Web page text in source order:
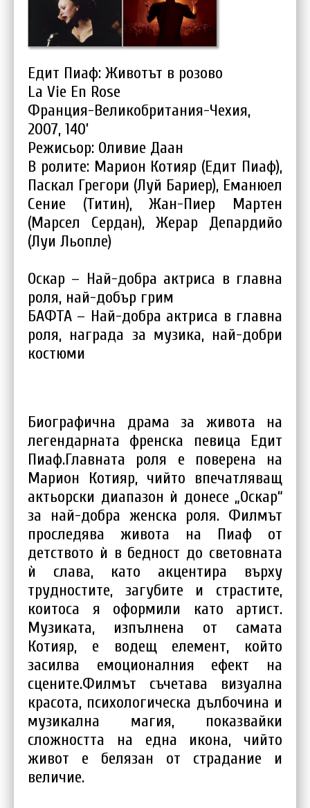
Едит Пиаф: Животът в розово
La Vie En Rose
Франция-Великобритания-Чехия,
2007, 140’
Режисьор: Оливие Даан
В ролите: Марион Котияр (Едит Пиаф),
Паскал Грегори (Луй Бариер), Еманюел
Сение (Титин), Жан-Пиер Мартен
(Марсел Сердан), Жерар Депардийо
(Луи Льопле)
Оскар – Най-добра актрисa в главна
роля, най-добър грим
БАФТА – Най-добра актриса в главна
роля, награда за музика, най-добри
костюми
Биографична драма за живота на
легендарната френска певица Едит
Пиаф.Главната роля е поверена на
Марион Котияр, чийто впечатляващ
актьорски диапазон ѝ донесе „Оскар“
за най-добра женска роля. Филмът
проследява живота на Пиаф от
детството ѝ в бедност до световната
ѝ слава, като акцентира върху
трудностите, загубите и страстите,
коитоса я оформили като артист.
Музиката, изпълнена от самата
Котияр, е водещ елемент, който
засилва емоционалния ефект на
сцените.Филмът съчетава визуална
красота, психологическа дълбочина и
музикална магия, показвайки
сложността на една икона, чийто
живот е белязан от страдание и
величие.